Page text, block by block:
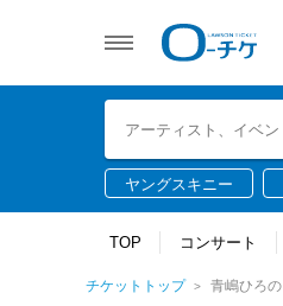
ヤングスキニー
TOP コンサート
チケットトップ 青嶋ひろの